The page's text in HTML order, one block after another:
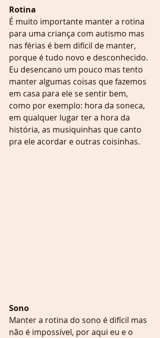
Rotina
É muito importante manter a rotina
para uma criança com autismo mas
nas férias é bem difícil de manter,
porque é tudo novo e desconhecido.
Eu desencano um pouco mas tento
manter algumas coisas que fazemos
em casa para ele se sentir bem,
como por exemplo: hora da soneca,
em qualquer lugar ter a hora da
história, as musiquinhas que canto
pra ele acordar e outras coisinhas.
Sono
Manter a rotina do sono é difícil mas
não é impossível, por aqui eu e o